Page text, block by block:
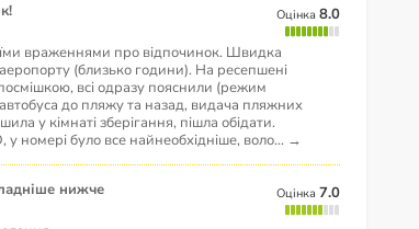
Оцінка
8.0
враженнями про відпочинок. Швидка
аеропорту (близько години). На ресепшені
всі одразу пояснили (режим
до пляжу та назад, видача пляжних
у кімнаті зберігання, пішла обідати.
у номері було все найнеобхідніше, воло... →
нижче Оцінка
7.0